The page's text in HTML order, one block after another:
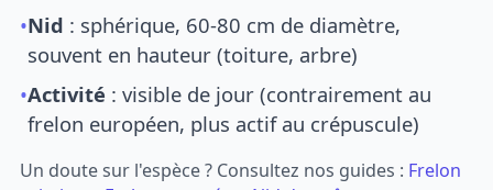
•Nid : sphérique, 60-80 cm de diamètre,
souvent en hauteur (toiture, arbre)
•Activité : visible de jour (contrairement au
frelon européen, plus actif au crépuscule)
Un doute sur l'espèce ? Consultez nos guides : Frelon